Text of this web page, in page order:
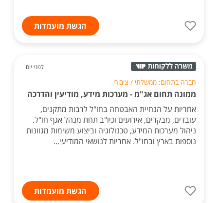
הגשת מועמדות
לפני יום
חברה בתחום: ממשלתי / ציבורי
ממונה תחום אג"מ - מערכות מידע, מודיעין והדרכה
אחריות על הנחיית האבטחה בחו"ל לרבות מתקנים,
עובדים, מבקרים, אירועים וכיו"ב תחת מנהל אגף חו"ל.
ניהול מערכות המידע, טכנולוגיה וביצוע משימות מגוונות
נוספות בארץ ובחו"ל. אחריות לנושאי המודיעי...
הגשת מועמדות